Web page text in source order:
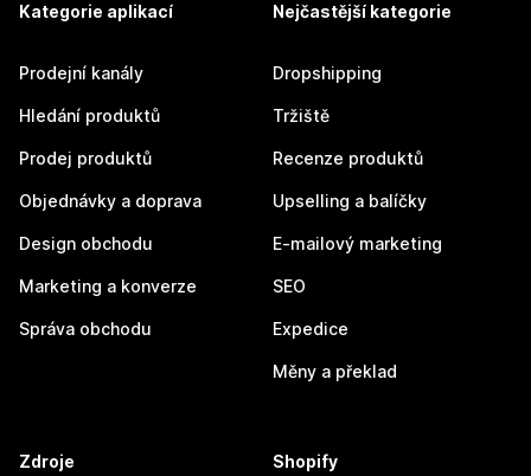
Kategorie aplikací
Prodejní kanály
Hledání produktů
Prodej produktů
Objednávky a doprava
Design obchodu
Marketing a konverze
Správa obchodu
Nejčastější kategorie
Dropshipping
Tržiště
Recenze produktů
Upselling a balíčky
E-mailový marketing
SEO
Expedice
Měny a překlad
Zdroje Shopify